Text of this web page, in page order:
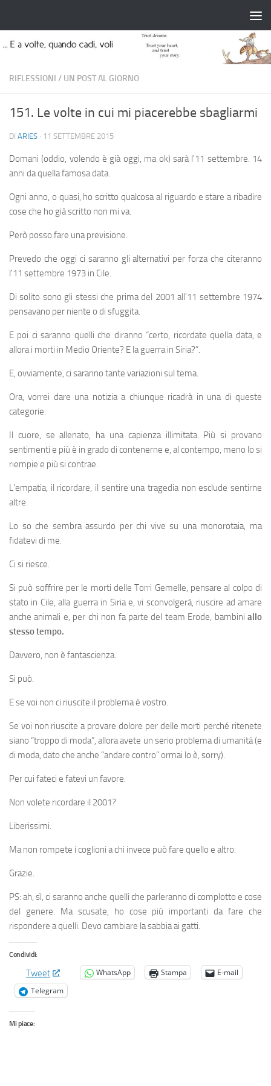
RIFLESSIONI / UN POST AL GIORNO
151. Le volte in cui mi piacerebbe sbagliarmi
DI ARIES · 11 SETTEMBRE 2015
Domani (oddio, volendo è già oggi, ma ok) sarà l'11 settembre. 14
anni da quella famosa data.
Ogni anno, o quasi, ho scritto qualcosa al riguardo e stare a ribadire
cose che ho già scritto non mi va.
Però posso fare una previsione.
Prevedo che oggi ci saranno gli alternativi per forza che citeranno
l'11 settembre 1973 in Cile.
Di solito sono gli stessi che prima del 2001 all'11 settembre 1974
pensavano per niente o di sfuggita.
E poi ci saranno quelli che diranno “certo, ricordate quella data, e
allora i morti in Medio Oriente? E la guerra in Siria?”.
E, ovviamente, ci saranno tante variazioni sul tema.
Ora, vorrei dare una notizia a chiunque ricadrà in una di queste
categorie.
Il cuore, se allenato, ha una capienza illimitata. Più si provano
sentimenti e più è in grado di contenerne e, al contempo, meno lo si
riempie e più si contrae.
L'empatia, il ricordare, il sentire una tragedia non esclude sentirne
altre.
Lo so che sembra assurdo per chi vive su una monorotaia, ma
fidatevi di me.
Ci si riesce.
Si può soffrire per le morti delle Torri Gemelle, pensare al colpo di
stato in Cile, alla guerra in Siria e, vi sconvolgerà, riuscire ad amare
anche animali e, per chi non fa parte del team Erode, bambini allo
stesso tempo.
Davvero, non è fantascienza.
Si può.
E se voi non ci riuscite il problema è vostro.
Se voi non riuscite a provare dolore per delle morti perché ritenete
siano “troppo di moda”, allora avete un serio problema di umanità (e
di moda, dato che anche “andare contro” ormai lo è, sorry).
Per cui fateci e fatevi un favore.
Non volete ricordare il 2001?
Liberissimi.
Ma non rompete i coglioni a chi invece può fare quello e altro.
Grazie.
PS: ah, sì, ci saranno anche quelli che parleranno di complotto e cose
del genere. Ma scusate, ho cose più importanti da fare che
rispondere a quelli. Devo cambiare la sabbia ai gatti.
Condividi:
Tweet WhatsApp Stampa
E-mail
Telegram
Mi piace: